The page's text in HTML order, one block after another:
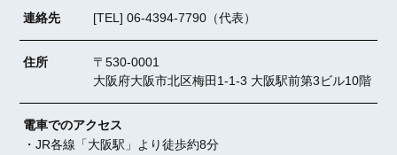
連絡先 [TEL]06-4394-7790（代表）
住所
〒530-0001
大阪府大阪市北区梅田1-1-3 大阪駅前第3ビル10階
電車でのアクセス
・JR各線「大阪駅」より徒歩約8分